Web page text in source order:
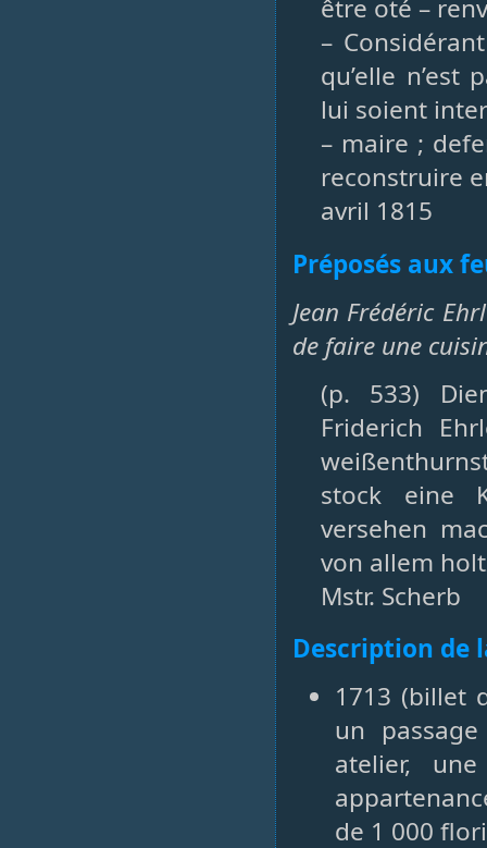
être oté –
–
qu’elle n’est
lui soient
– maire ;
reconstruire
avril 1815
Préposés aux
Jean Frédéric
de faire une
(p. 533)
Friderich
stock eine
versehen
von allem
Mstr. Scherb
Description de
1713 (billet
un
atelier,
de 1 000